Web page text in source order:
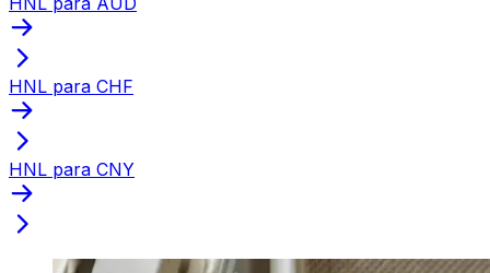
HNL para CHF
HNL para CNY